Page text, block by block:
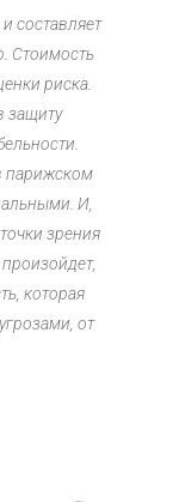
составляет
Стоимость
риска.
защиту
парижском
И,
зрения
которая
от